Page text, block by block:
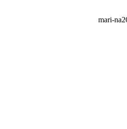
mari-